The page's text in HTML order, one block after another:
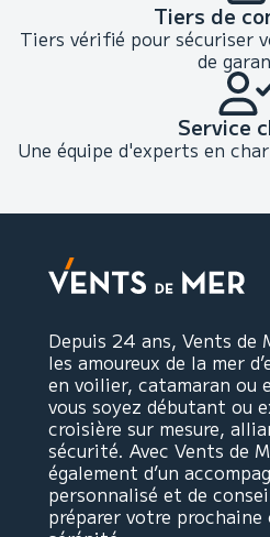
Tiers de
Tiers vérifié pour sécuriser
de
Service
Une équipe d'experts en
Depuis 24 ans, Vents de
les amoureux de la mer
en voilier, catamaran ou
vous soyez débutant ou
croisière sur mesure,
sécurité. Avec Vents de
également d’un
personnalisé et de
préparer votre